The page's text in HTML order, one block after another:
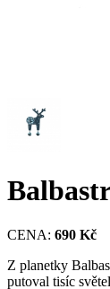
CENA: 690 Kč
Z planetky
putoval tisíc